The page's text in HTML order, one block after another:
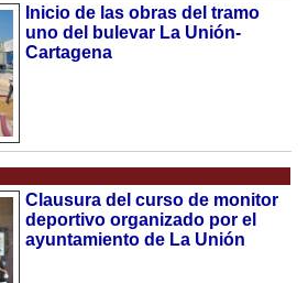
Inicio de las obras del tramo
uno del bulevar La Unión-
Cartagena
Clausura del curso de monitor
deportivo organizado por el
ayuntamiento de La Unión